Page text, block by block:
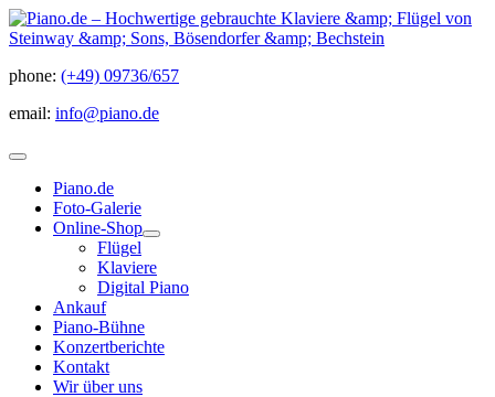
phone: (+49) 09736/657
email: info@piano.de
Piano.de
Foto-Galerie
Online-Shop
Flügel
Klaviere
Digital Piano
Ankauf
Piano-Bühne
Konzertberichte
Kontakt
Wir über uns